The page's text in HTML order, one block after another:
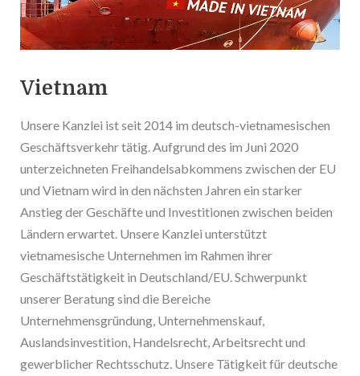
Vietnam
Unsere Kanzlei ist seit 2014 im deutsch-vietnamesischen
Geschäftsverkehr tätig. Aufgrund des im Juni 2020
unterzeichneten Freihandelsabkommens zwischen der EU
und Vietnam wird in den nächsten Jahren ein starker
Anstieg der Geschäfte und Investitionen zwischen beiden
Ländern erwartet. Unsere Kanzlei unterstützt
vietnamesische Unternehmen im Rahmen ihrer
Geschäftstätigkeit in Deutschland/EU. Schwerpunkt
unserer Beratung sind die Bereiche
Unternehmensgründung, Unternehmenskauf,
Auslandsinvestition, Handelsrecht, Arbeitsrecht und
gewerblicher Rechtsschutz. Unsere Tätigkeit für deutsche